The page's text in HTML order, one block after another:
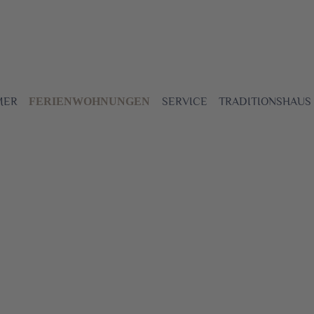
FERIENWOHNUNGEN SERVICE TRADITIONSHAUS